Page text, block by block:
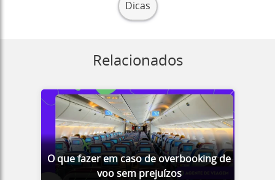
Dicas
Relacionados
O que fazer em caso de overbooking de
voo sem prejuízos